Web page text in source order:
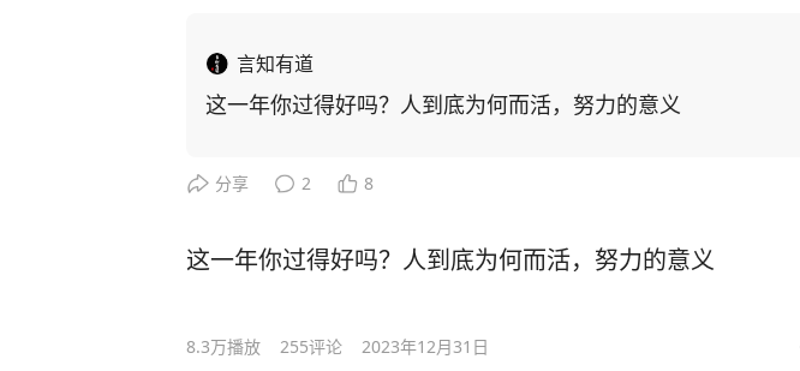
他一天比一天更能捕捉到灵感而无须技巧上的努力，同样也能通过
精细的观察让灵感降临。
只要大脑一形成灵感，那握笔的手就同时已经将这种从脑海中一闪
究竟是脑的产物还是手的功劳。”
为何而活，是不断叩击心门的问题。
#给未来一个目标#
言知有道
这一年你过得好吗？人到底为何而活，努力的意义
分享 2 8
这一年你过得好吗？人到底为何而活，努力的意义
8.3万播放 255评论 2023年12月31日